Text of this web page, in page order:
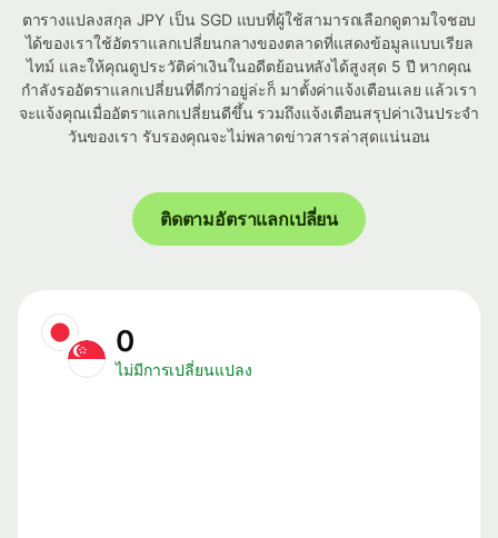
ตารางแปลงสกุล JPY เป็น SGD แบบที่ผู้ใช้สามารถเลือกดูตามใจชอบ
ได้ของเราใช้อัตราแลกเปลี่ยนกลางของตลาดที่แสดงข้อมูลแบบเรียล
ไทม์ และให้คุณดูประวัติค่าเงินในอดีตย้อนหลังได้สูงสุด 5 ปี หากคุณ
กำลังรออัตราแลกเปลี่ยนที่ดีกว่าอยู่ล่ะก็ มาตั้งค่าแจ้งเตือนเลย แล้วเรา
จะแจ้งคุณเมื่ออัตราแลกเปลี่ยนดีขึ้น รวมถึงแจ้งเตือนสรุปค่าเงินประจำ
วันของเรา รับรองคุณจะไม่พลาดข่าวสารล่าสุดแน่นอน
ติดตามอัตราแลกเปลี่ยน
0
ไม่มีการเปลี่ยนแปลง